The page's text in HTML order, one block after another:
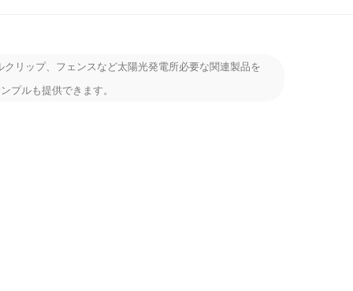
リップ、フェンスなど太陽光発電所必要な関連製品を
プルも提供できます。